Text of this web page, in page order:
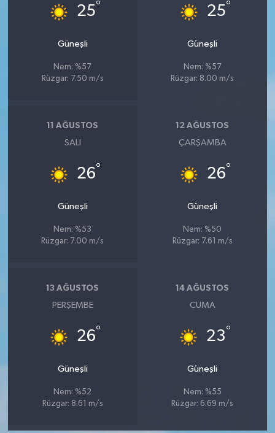
25°
Güneşli
Nem: %57
Rüzgar: 7.50 m/s
25°
Güneşli
Nem: %57
Rüzgar: 8.00 m/s
11 AĞUSTOS
SALI
26°
Güneşli
Nem: %53
Rüzgar: 7.00 m/s
12 AĞUSTOS
ÇARŞAMBA
26°
Güneşli
Nem: %50
Rüzgar: 7.61 m/s
13 AĞUSTOS
PERŞEMBE
26°
Güneşli
Nem: %52
Rüzgar: 8.61 m/s
14 AĞUSTOS
CUMA
23°
Güneşli
Nem: %55
Rüzgar: 6.69 m/s